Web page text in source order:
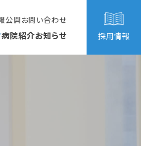
公開お問い合わせ
病院紹介お知らせ 採用情報